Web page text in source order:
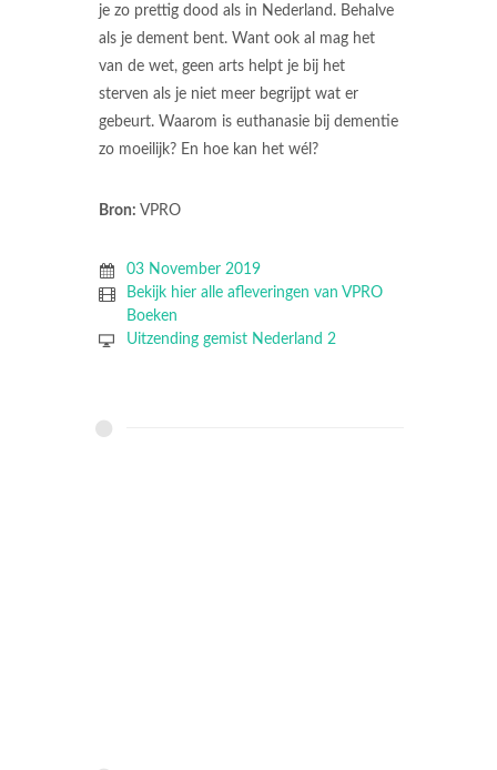
je zo prettig dood als in Nederland. Behalve
als je dement bent. Want ook al mag het
van de wet, geen arts helpt je bij het
sterven als je niet meer begrijpt wat er
gebeurt. Waarom is euthanasie bij dementie
zo moeilijk? En hoe kan het wél?
Bron: VPRO
03 November 2019
Bekijk hier alle afleveringen van VPRO
Boeken
Uitzending gemist Nederland 2